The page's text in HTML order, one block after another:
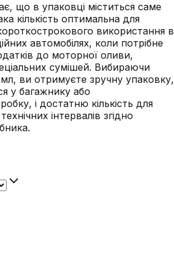
що в упаковці міститься саме
кількість оптимальна для
використання в
автомобілях, коли потрібне
до моторної оливи,
сумішей. Вибираючи
мл, ви отримуєте зручну упаковку,
у багажнику або
і достатню кількість для
інтервалів згідно